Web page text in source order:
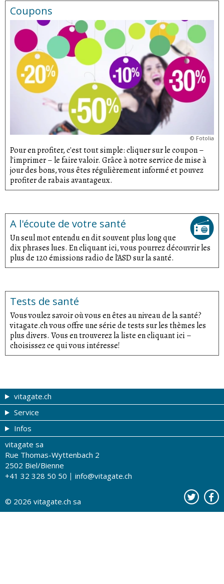
Coupons
© Fotolia
Pour en profiter, c'est tout simple: cliquer sur le coupon –
l'imprimer – le faire valoir. Grâce à notre service de mise à
jour des bons, vous êtes régulièrement informé et pouvez
profiter de rabais avantageux.
A l'écoute de votre santé
Un seul mot entendu en dit souvent plus long que
dix phrases lues. En cliquant ici, vous pourrez découvrir les
plus de 120 émissions radio de l'ASD sur la santé.
Tests de santé
Vous voulez savoir où vous en êtes au niveau de la santé?
vitagate.ch vous offre une série de tests sur les thèmes les
plus divers. Vous en trouverez la liste en cliquant ici –
choisissez ce qui vous intéresse!
vitagate.ch
Forme et beauté
Thèmes de A à Z
Thérapies
La santé sur les ondes
Tests de santé
Service
Coupons
Tribune du droguiste
DROPA Gurten Apotheke Drogerie
Drogueries partenaires
Contact
Infos
Impressum
Conditions d'utilisation
A notre sujet
Publicité sur vitagate.ch
vitagate sa
Rue Thomas-Wyttenbach 2
2502 Biel/Bienne
+41 32 328 50 50
info@vitagate.ch
© 2026 vitagate.ch sa